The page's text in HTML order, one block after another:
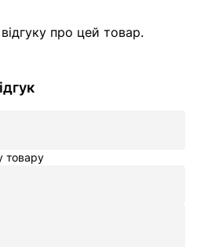
про цей товар.
товару